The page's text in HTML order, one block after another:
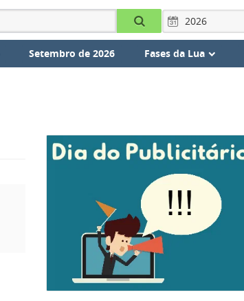
Setembro de 2026 Fases da Lua